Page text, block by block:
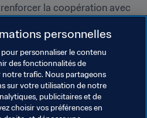
la coopération avec
de progrès dans le domaine
Organisation
personnelles
personnaliser le contenu
des fonctionnalités de
notre trafic. Nous partageons
sur votre utilisation de notre
publicitaires et de
choisir vos préférences en